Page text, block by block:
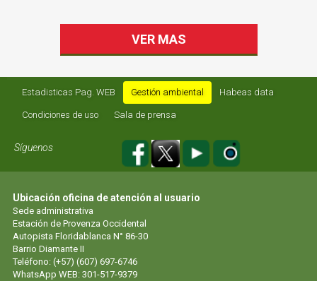
VER MAS
Estadisticas Pag. WEB Gestión ambiental Habeas data
Condiciones de uso Sala de prensa
Síguenos
Ubicación oficina de atención al usuario
Sede administrativa
Estación de Provenza Occidental
Autopista Floridablanca N° 86-30
Barrio Diamante II
Teléfono: (+57) (607) 697-6746
WhatsApp WEB: 301-517-9379